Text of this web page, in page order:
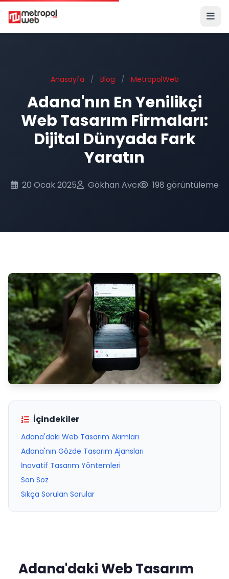
Ana içeriğe geç
Anasayfa / Blog / MetropolWeb
Adana'nın En Yenilikçi
Web Tasarım Firmaları:
Dijital Dünyada Fark
Yaratın
20 Ocak 2025 Gökhan Avcı 198 görüntüleme
İçindekiler
Adana'daki Web Tasarım Akımları
Adana'nın Gözde Tasarım Ajansları
İnovatif Tasarım Yöntemleri
Son Söz
Sıkça Sorulan Sorular
Adana'daki Web Tasarım